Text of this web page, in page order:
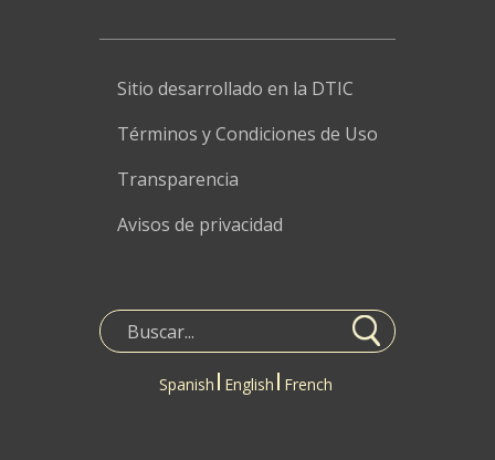
Sitio desarrollado en la DTIC
Términos y Condiciones de Uso
Transparencia
Avisos de privacidad
Spanish English French